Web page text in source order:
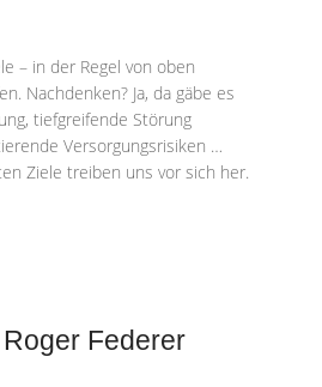
– in der Regel von oben
Nachdenken? Ja, da gäbe es
tiefgreifende Störung
Versorgungsrisiken …
Ziele treiben uns vor sich her.
Federer